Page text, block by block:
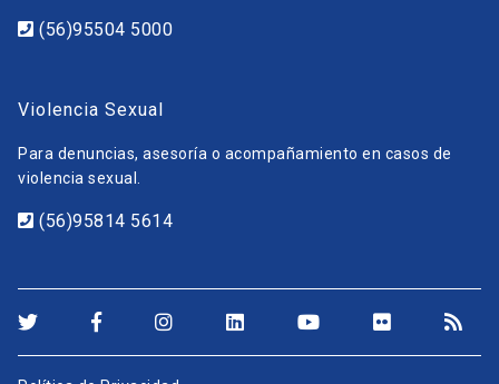
(56)95504 5000
Violencia Sexual
Para denuncias, asesoría o acompañamiento en casos de
violencia sexual.
(56)95814 5614